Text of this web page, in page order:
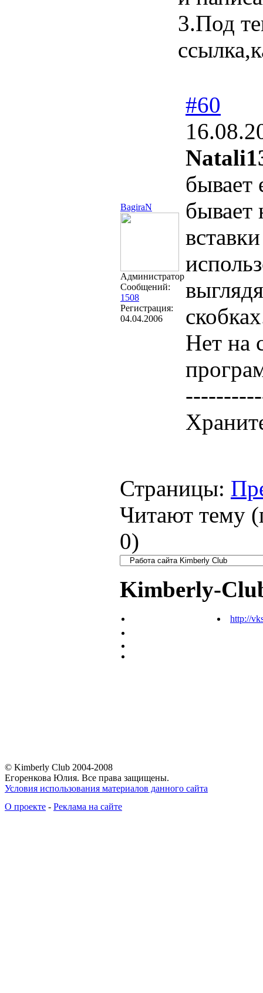
3.Под
BagiraN
Администратор
Сообщений:
1508
Регистрация:
04.04.2006
#60
бывает
бывает
Нет на
Страницы:
Читают тему
0)
Kimberly-
http://
© Kimberly Club 2004-2008
Егоренкова Юлия. Все права защищены.
Условия использования материалов данного сайта
О проекте - Реклама на сайте